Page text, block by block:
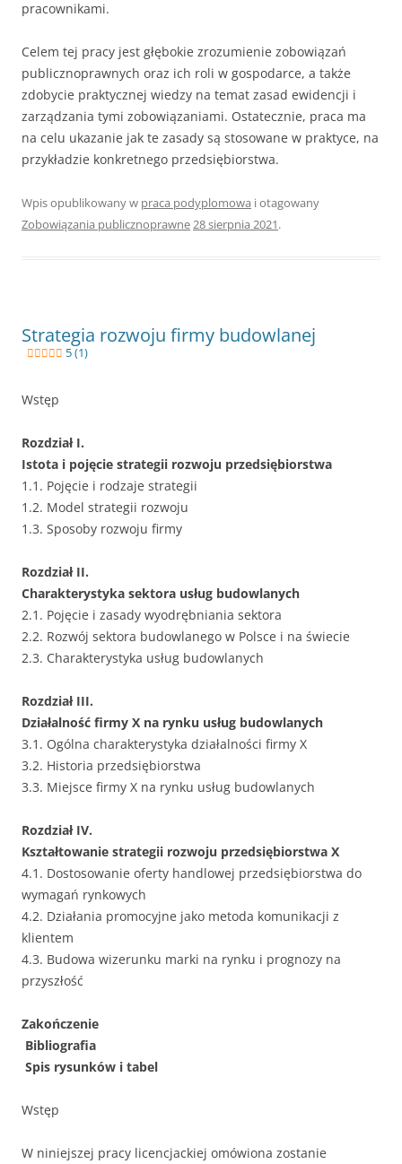
pracownikami.
Celem tej pracy jest głębokie zrozumienie zobowiązań
publicznoprawnych oraz ich roli w gospodarce, a także
zdobycie praktycznej wiedzy na temat zasad ewidencji i
zarządzania tymi zobowiązaniami. Ostatecznie, praca ma
na celu ukazanie jak te zasady są stosowane w praktyce, na
przykładzie konkretnego przedsiębiorstwa.
Wpis opublikowany w praca podyplomowa i otagowany
Zobowiązania publicznoprawne28 sierpnia 2021.
Strategia rozwoju firmy budowlanej
5 (1)
Wstęp
Rozdział I.
Istota i pojęcie strategii rozwoju przedsiębiorstwa
1.1. Pojęcie i rodzaje strategii
1.2. Model strategii rozwoju
1.3. Sposoby rozwoju firmy
Rozdział II.
Charakterystyka sektora usług budowlanych
2.1. Pojęcie i zasady wyodrębniania sektora
2.2. Rozwój sektora budowlanego w Polsce i na świecie
2.3. Charakterystyka usług budowlanych
Rozdział III.
Działalność firmy X na rynku usług budowlanych
3.1. Ogólna charakterystyka działalności firmy X
3.2. Historia przedsiębiorstwa
3.3. Miejsce firmy X na rynku usług budowlanych
Rozdział IV.
Kształtowanie strategii rozwoju przedsiębiorstwa X
4.1. Dostosowanie oferty handlowej przedsiębiorstwa do
wymagań rynkowych
4.2. Działania promocyjne jako metoda komunikacji z
klientem
4.3. Budowa wizerunku marki na rynku i prognozy na
przyszłość
Zakończenie
Bibliografia
Spis rysunków i tabel
Wstęp
W niniejszej pracy licencjackiej omówiona zostanie